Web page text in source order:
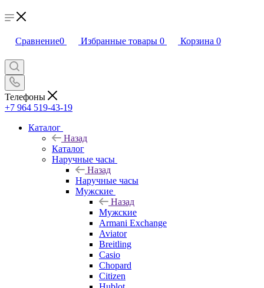
Сравнение0 Избранные товары 0 Корзина 0
Телефоны
+7 964 519-43-19
Каталог
Назад
Каталог
Наручные часы
Назад
Наручные часы
Мужские
Назад
Мужские
Armani Exchange
Aviator
Breitling
Casio
Chopard
Citizen